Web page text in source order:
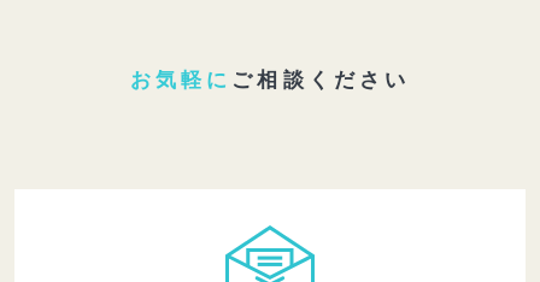
お気軽に ご相談ください